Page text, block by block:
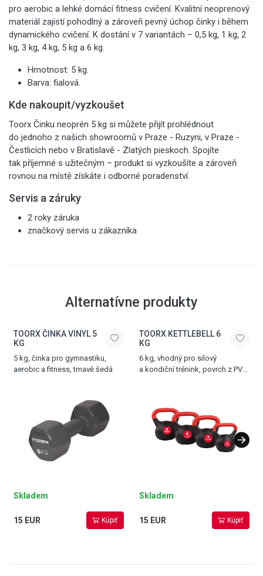
pro aerobic a lehké domácí fitness cvičení. Kvalitní neoprenový
materiál zajistí pohodlný a zároveň pevný úchop činky i během
dynamického cvičení. K dostání v 7 variantách – 0,5 kg, 1 kg, 2
kg, 3 kg, 4 kg, 5 kg a 6 kg.
Hmotnost: 5 kg.
Barva: fialová.
Kde nakoupit/vyzkoušet
Toorx Činku neoprén 5 kg si můžete přijít prohlédnout
do jednoho z našich showroomů v Praze - Ruzyni, v Praze -
Čestlicích nebo v Bratislavě - Zlatých pieskoch. Spojíte
tak příjemné s užitečným – produkt si vyzkoušíte a zároveň
rovnou na místě získáte i odborné poradenství.
Servis a záruky
2 roky záruka
značkový servis u zákazníka
Alternatívne produkty
TOORX ČINKA VINYL 5
KG
5 kg, činka pro gymnastiku,
aerobic a fitness, tmavě šedá
Skladem
15 EUR Kúpiť
TOORX KETTLEBELL 6
KG
6 kg, vhodný pro silový
a kondiční trénink, povrch z PVC,
Skladem
15 EUR Kúpiť